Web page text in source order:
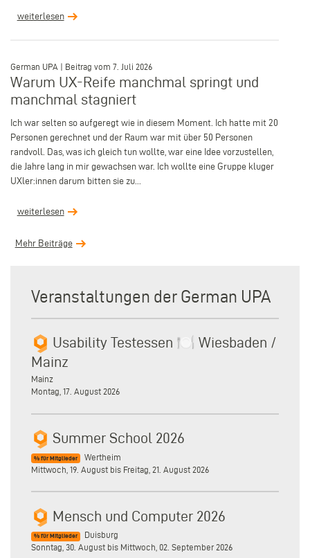
weiterlesen
German UPA | Beitrag vom 7. Juli 2026
Warum UX-Reife manchmal springt und
manchmal stagniert
Ich war selten so aufgeregt wie in diesem Moment. Ich hatte mit 20
Personen gerechnet und der Raum war mit über 50 Personen
randvoll. Das, was ich gleich tun wollte, war eine Idee vorzustellen,
die Jahre lang in mir gewachsen war. Ich wollte eine Gruppe kluger
UXler:innen darum bitten sie zu...
weiterlesen
Mehr Beiträge
Veranstaltungen der German UPA
Usability Testessen 🍽️ Wiesbaden /
Mainz
Mainz
Montag, 17. August 2026
Summer School 2026
% für Mitglieder
Wertheim
Mittwoch, 19. August bis Freitag, 21. August 2026
Mensch und Computer 2026
% für Mitglieder
Duisburg
Sonntag, 30. August bis Mittwoch, 02. September 2026